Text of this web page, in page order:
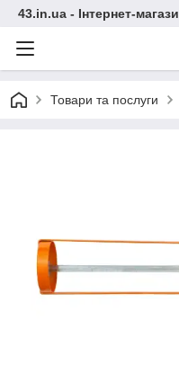
43.in.ua - Інтернет-
Товари та послуги